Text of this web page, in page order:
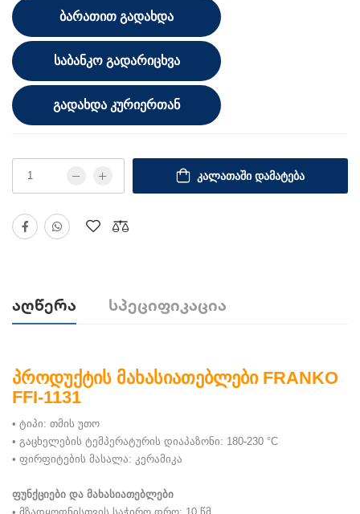
ᲑᲐᲠᲐᲗᲘᲗ ᲒᲐᲓᲐᲮᲓᲐ
ᲡᲐᲑᲐᲜᲙᲝ ᲒᲐᲓᲐᲠᲘᲪᲮᲕᲐ
ᲒᲐᲓᲐᲮᲓᲐ ᲙᲣᲠᲘᲔᲠᲗᲐᲜ
ᲙᲐᲚᲐᲗᲐᲨᲘ ᲓᲐᲛᲐᲢᲔᲑᲐ
Აღწერა Სპეციფიკაცია
პროდუქტის მახასიათებლები FRANKO
FFI-1131
• ტიპი: თმის უთო
• გაცხელების ტემპერატურის დიაპაზონი: 180-230 °C
• ფირფიტების მასალა: კერამიკა
ფუნქციები და მახასიათებლები